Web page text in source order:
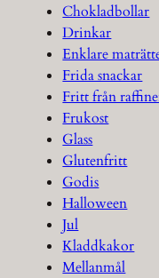
Chokladbollar
Drinkar
Enklare
Frida snackar
Fritt från
Frukost
Glass
Glutenfritt
Godis
Halloween
Jul
Kladdkakor
Mellanmål